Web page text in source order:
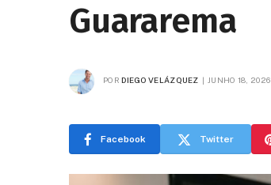
Guararema
POR DIEGO VELÁZQUEZ JUNHO 18, 2026
Facebook Twitter